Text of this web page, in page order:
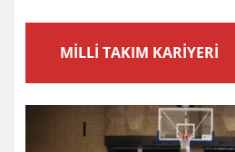
MİLLİ TAKIM KARİYERİ